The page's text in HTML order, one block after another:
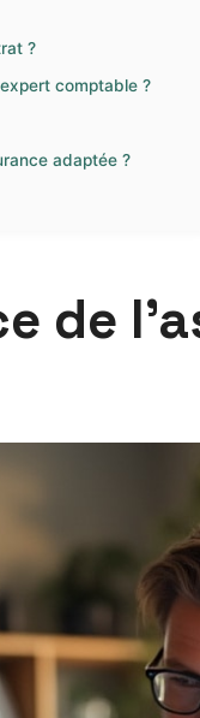
?
comptable ?
adaptée ?
de